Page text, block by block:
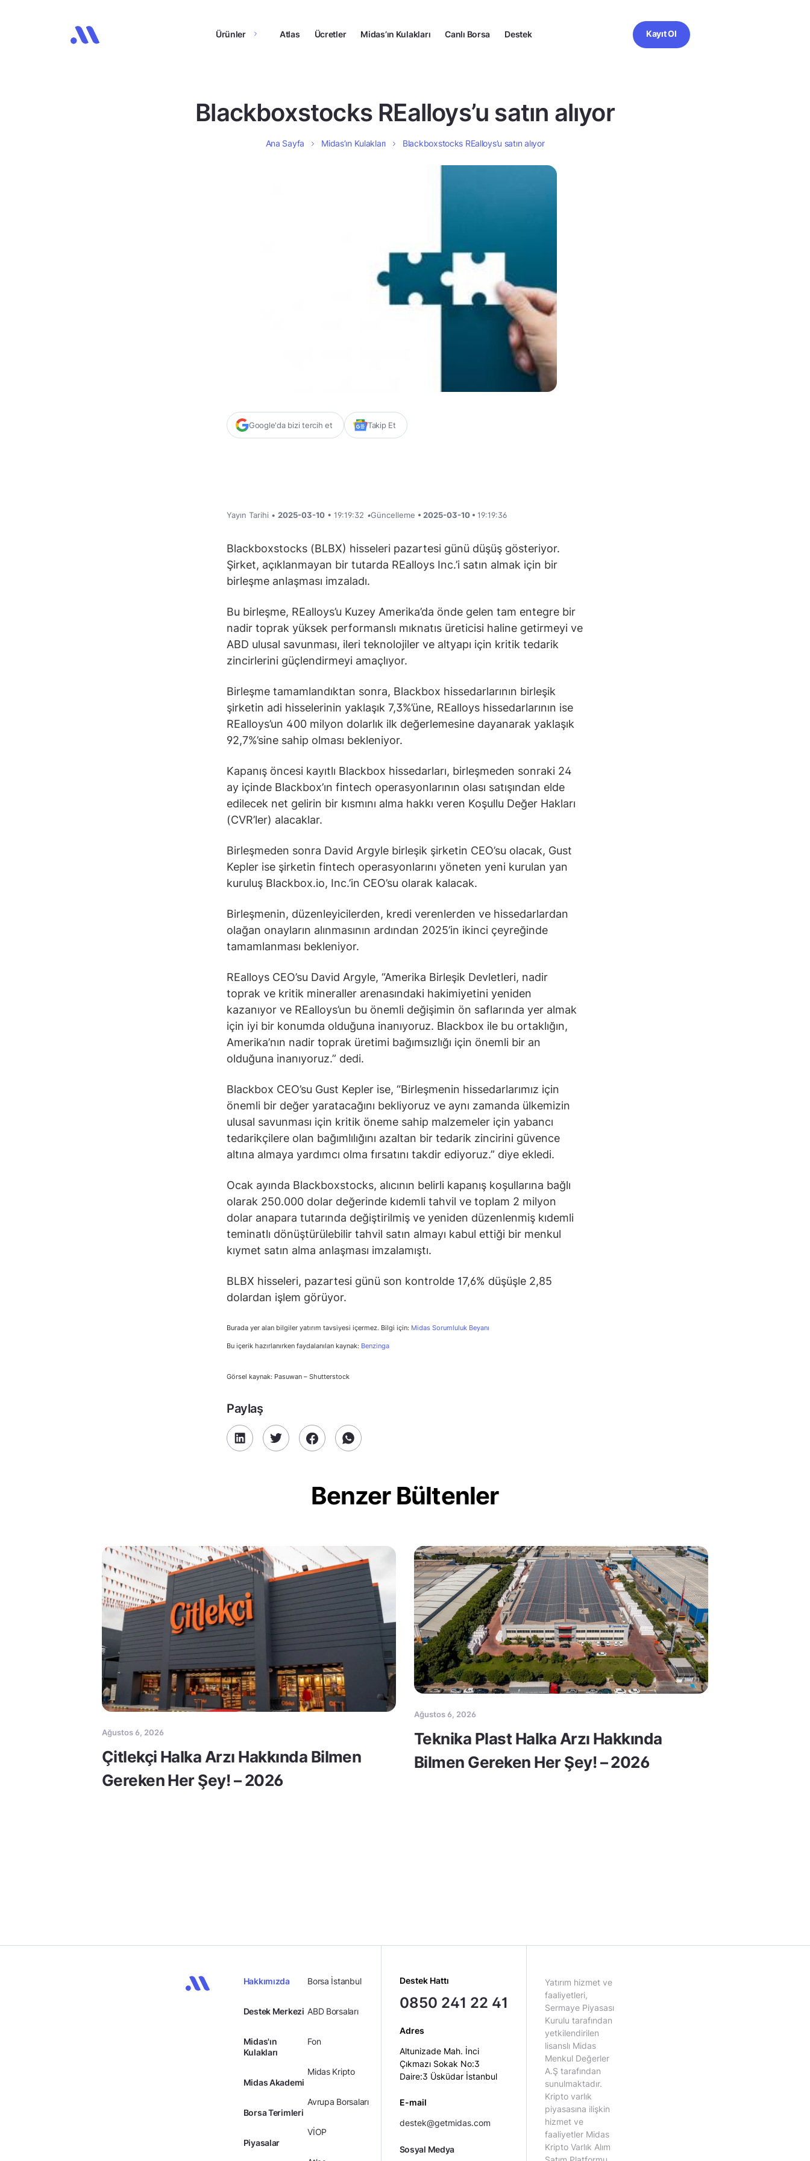
Ürünler Atlas Ücretler Midas’ın Kulakları Canlı Borsa Destek Kayıt Ol
Blackboxstocks REalloys’u satın alıyor
Ana Sayfa Midas’ın Kulakları Blackboxstocks REalloys’u satın alıyor
Google'da bizi tercih et Takip Et
Yayın Tarihi • 2025-03-10 • 19:19:32 •Güncelleme • 2025-03-10 • 19:19:36
Blackboxstocks (BLBX) hisseleri pazartesi günü düşüş gösteriyor.
Şirket, açıklanmayan bir tutarda REalloys Inc.’i satın almak için bir
birleşme anlaşması imzaladı.
Bu birleşme, REalloys’u Kuzey Amerika’da önde gelen tam entegre bir
nadir toprak yüksek performanslı mıknatıs üreticisi haline getirmeyi ve
ABD ulusal savunması, ileri teknolojiler ve altyapı için kritik tedarik
zincirlerini güçlendirmeyi amaçlıyor.
Birleşme tamamlandıktan sonra, Blackbox hissedarlarının birleşik
şirketin adi hisselerinin yaklaşık 7,3%’üne, REalloys hissedarlarının ise
REalloys’un 400 milyon dolarlık ilk değerlemesine dayanarak yaklaşık
92,7%’sine sahip olması bekleniyor.
Kapanış öncesi kayıtlı Blackbox hissedarları, birleşmeden sonraki 24
ay içinde Blackbox’ın fintech operasyonlarının olası satışından elde
edilecek net gelirin bir kısmını alma hakkı veren Koşullu Değer Hakları
(CVR’ler) alacaklar.
Birleşmeden sonra David Argyle birleşik şirketin CEO’su olacak, Gust
Kepler ise şirketin fintech operasyonlarını yöneten yeni kurulan yan
kuruluş Blackbox.io, Inc.’in CEO’su olarak kalacak.
Birleşmenin, düzenleyicilerden, kredi verenlerden ve hissedarlardan
olağan onayların alınmasının ardından 2025’in ikinci çeyreğinde
tamamlanması bekleniyor.
REalloys CEO’su David Argyle, “Amerika Birleşik Devletleri, nadir
toprak ve kritik mineraller arenasındaki hakimiyetini yeniden
kazanıyor ve REalloys’un bu önemli değişimin ön saflarında yer almak
için iyi bir konumda olduğuna inanıyoruz. Blackbox ile bu ortaklığın,
Amerika’nın nadir toprak üretimi bağımsızlığı için önemli bir an
olduğuna inanıyoruz.” dedi.
Blackbox CEO’su Gust Kepler ise, “Birleşmenin hissedarlarımız için
önemli bir değer yaratacağını bekliyoruz ve aynı zamanda ülkemizin
ulusal savunması için kritik öneme sahip malzemeler için yabancı
tedarikçilere olan bağımlılığını azaltan bir tedarik zincirini güvence
altına almaya yardımcı olma fırsatını takdir ediyoruz.” diye ekledi.
Ocak ayında Blackboxstocks, alıcının belirli kapanış koşullarına bağlı
olarak 250.000 dolar değerinde kıdemli tahvil ve toplam 2 milyon
dolar anapara tutarında değiştirilmiş ve yeniden düzenlenmiş kıdemli
teminatlı dönüştürülebilir tahvil satın almayı kabul ettiği bir menkul
kıymet satın alma anlaşması imzalamıştı.
BLBX hisseleri, pazartesi günü son kontrolde 17,6% düşüşle 2,85
dolardan işlem görüyor.
Burada yer alan bilgiler yatırım tavsiyesi içermez. Bilgi için: Midas Sorumluluk Beyanı
Bu içerik hazırlanırken faydalanılan kaynak: Benzinga
Görsel kaynak: Pasuwan – Shutterstock
Paylaş
Benzer Bültenler
Ağustos 6, 2026
Çitlekçi Halka Arzı Hakkında Bilmen
Gereken Her Şey! – 2026
Ağustos 6, 2026
Teknika Plast Halka Arzı Hakkında
Bilmen Gereken Her Şey! – 2026
Hakkımızda
Destek Merkezi
Midas'ın
Kulakları
Midas Akademi
Borsa Terimleri
Piyasalar
Borsa İstanbul
ABD Borsaları
Fon
Midas Kripto
Avrupa Borsaları
VİOP
Destek Hattı
0850 241 22 41
Adres
Altunizade Mah. İnci
Çıkmazı Sokak No:3
Daire:3 Üsküdar İstanbul
E-mail
destek@getmidas.com
Sosyal Medya
Yatırım hizmet ve
faaliyetleri,
Sermaye Piyasası
Kurulu tarafından
yetkilendirilen
lisanslı Midas
Menkul Değerler
A.Ş tarafından
sunulmaktadır.
Kripto varlık
piyasasına ilişkin
hizmet ve
faaliyetler Midas
Kripto Varlık Alım